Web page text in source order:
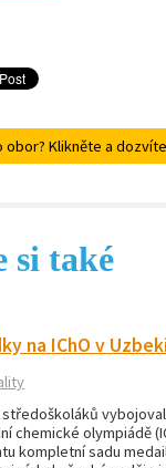
obor? Klikněte a
si také
na IChO v
chemické olympiádě
kompletní sadu